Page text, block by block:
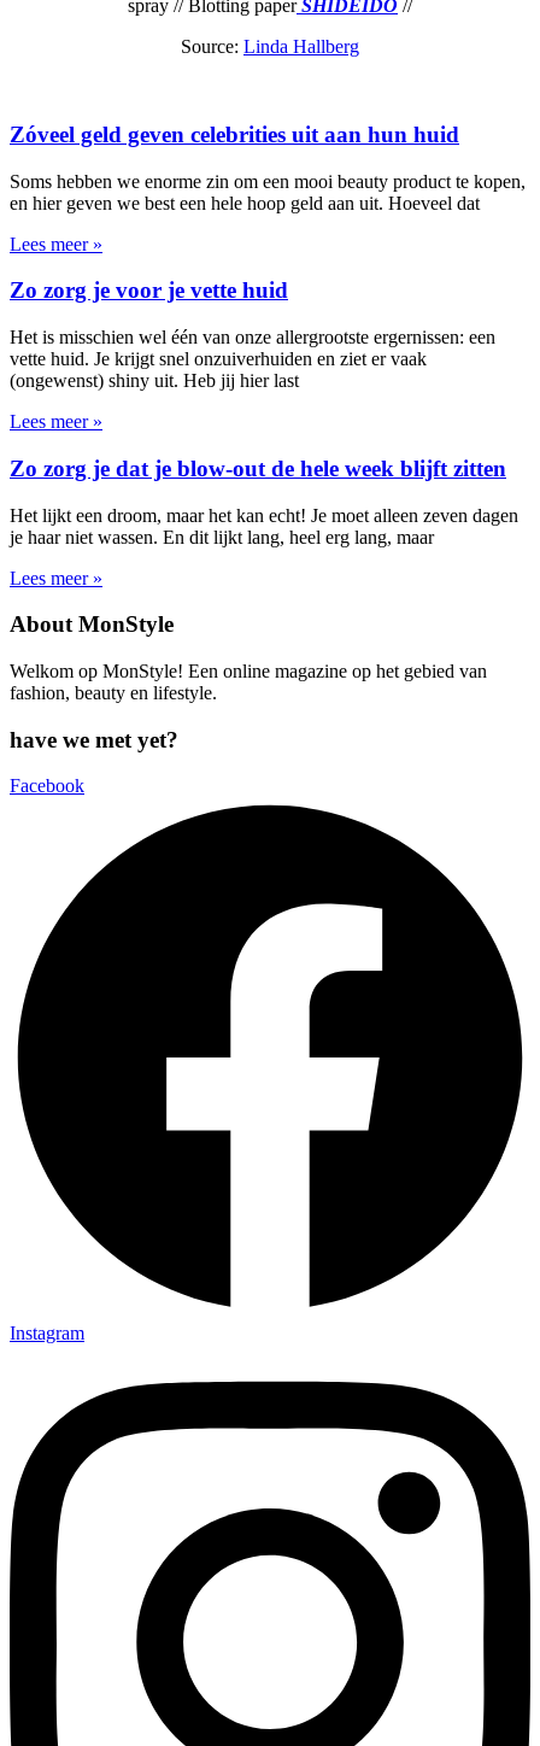
spray // Blotting paperSHIDEIDO //
Source: Linda Hallberg
Zóveel geld geven celebrities uit aan hun huid
Soms hebben we enorme zin om een mooi beauty product te kopen,
en hier geven we best een hele hoop geld aan uit. Hoeveel dat
Lees meer »
Zo zorg je voor je vette huid
Het is misschien wel één van onze allergrootste ergernissen: een
vette huid. Je krijgt snel onzuiverhuiden en ziet er vaak
(ongewenst) shiny uit. Heb jij hier last
Lees meer »
Zo zorg je dat je blow-out de hele week blijft zitten
Het lijkt een droom, maar het kan echt! Je moet alleen zeven dagen
je haar niet wassen. En dit lijkt lang, heel erg lang, maar
Lees meer »
About MonStyle
Welkom op MonStyle! Een online magazine op het gebied van
fashion, beauty en lifestyle.
have we met yet?
Facebook
Instagram